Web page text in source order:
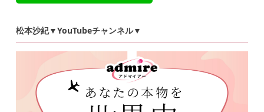
松本沙紀▼YouTubeチャンネル▼